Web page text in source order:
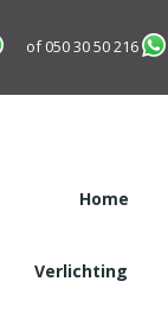
of050 30 50 216
Home
Verlichting